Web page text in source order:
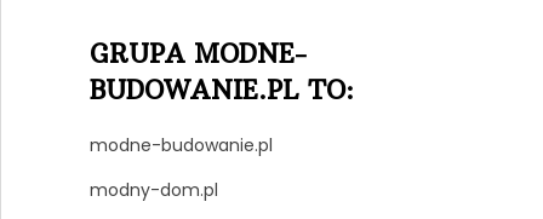
GRUPA MODNE-
BUDOWANIE.PL TO:
modne-budowanie.pl
modny-dom.pl